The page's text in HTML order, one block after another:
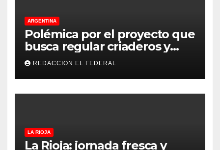
ARGENTINA
Polémica por el proyecto que
busca regular criaderos y
refugios de perros y gatos:
denuncian excesos, mientras
proteccionistas reclaman
controles más duros
REDACCION EL FEDERAL
LA RIOJA
La Rioja: jornada fresca y